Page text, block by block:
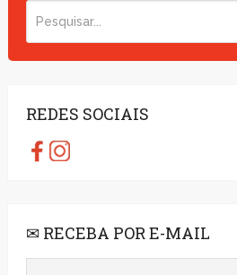
REDES SOCIAIS
✉ RECEBA POR E-MAIL